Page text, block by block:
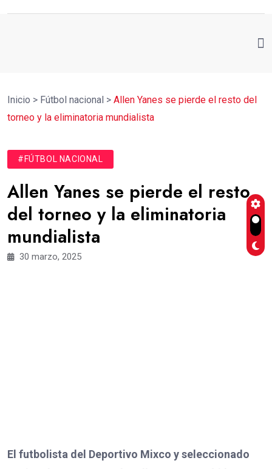
Inicio > Fútbol nacional > Allen Yanes se pierde el resto del
torneo y la eliminatoria mundialista
#FÚTBOL NACIONAL
Allen Yanes se pierde el resto
del torneo y la eliminatoria
mundialista
30 marzo, 2025
El futbolista del Deportivo Mixco y seleccionado